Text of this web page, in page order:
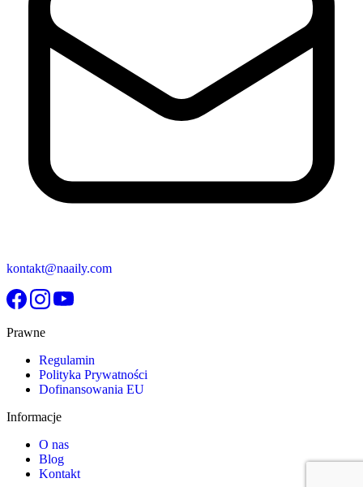
kontakt@naaily.com
Prawne
Regulamin
Polityka Prywatności
Dofinansowania EU
Informacje
O nas
Blog
Kontakt